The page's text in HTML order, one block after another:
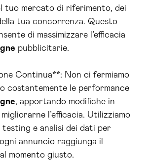
tuo mercato di riferimento, dei
tua concorrenza. Questo
di massimizzare l’efficacia
pubblicitarie.
Continua**: Non ci fermiamo
costantemente le performance
, apportando modifiche in
l’efficacia. Utilizziamo
e analisi dei dati per
annuncio raggiunga il
momento giusto.